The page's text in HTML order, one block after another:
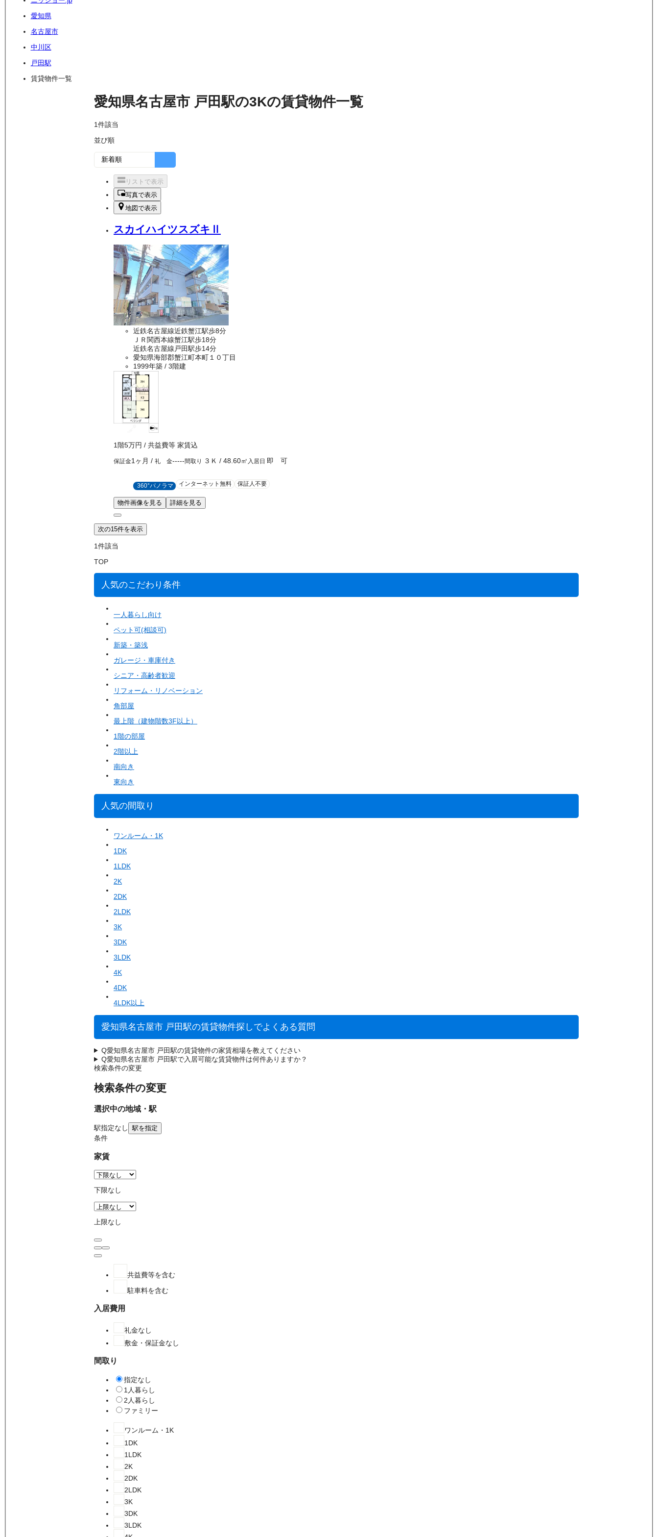
愛知県
名古屋市
中川区
戸田駅
賃貸物件一覧
愛知県名古屋市 戸田駅の3Kの賃貸物件一覧
1件該当
並び順
リストで表示
写真で表示
地図で表示
スカイハイツスズキⅡ
近鉄名古屋線近鉄蟹江駅歩8分
ＪＲ関西本線蟹江駅歩18分
近鉄名古屋線戸田駅歩14分
愛知県海部郡蟹江町本町１０丁目
1999年築 / 3階建
1階5万円 / 共益費等 家賃込
保証金1ヶ月 / 礼 金-----間取り ３Ｋ / 48.60㎡ 入居日 即 可
360°パノラマ インターネット無料 保証人不要
物件画像を見る 詳細を見る
次の15件を表示
1件該当
TOP
人気のこだわり条件
一人暮らし向け
ペット可(相談可)
新築・築浅
ガレージ・車庫付き
シニア・高齢者歓迎
リフォーム・リノベーション
角部屋
最上階（建物階数3F以上）
1階の部屋
2階以上
南向き
東向き
人気の間取り
ワンルーム・1K
1DK
1LDK
2K
2DK
2LDK
3K
3DK
3LDK
4K
4DK
4LDK以上
愛知県名古屋市 戸田駅の賃貸物件探しでよくある質問
Q愛知県名古屋市 戸田駅の賃貸物件の家賃相場を教えてください
Q愛知県名古屋市 戸田駅で入居可能な賃貸物件は何件ありますか？
検索条件の変更
検索条件の変更
選択中の地域・駅
駅指定なし 駅を指定
条件
家賃
下限なし
上限なし
共益費等を含む
駐車料を含む
入居費用
礼金なし
敷金・保証金なし
間取り
指定なし
1人暮らし
2人暮らし
ファミリー
ワンルーム・1K
1DK
1LDK
2K
2DK
2LDK
3K
3DK
3LDK